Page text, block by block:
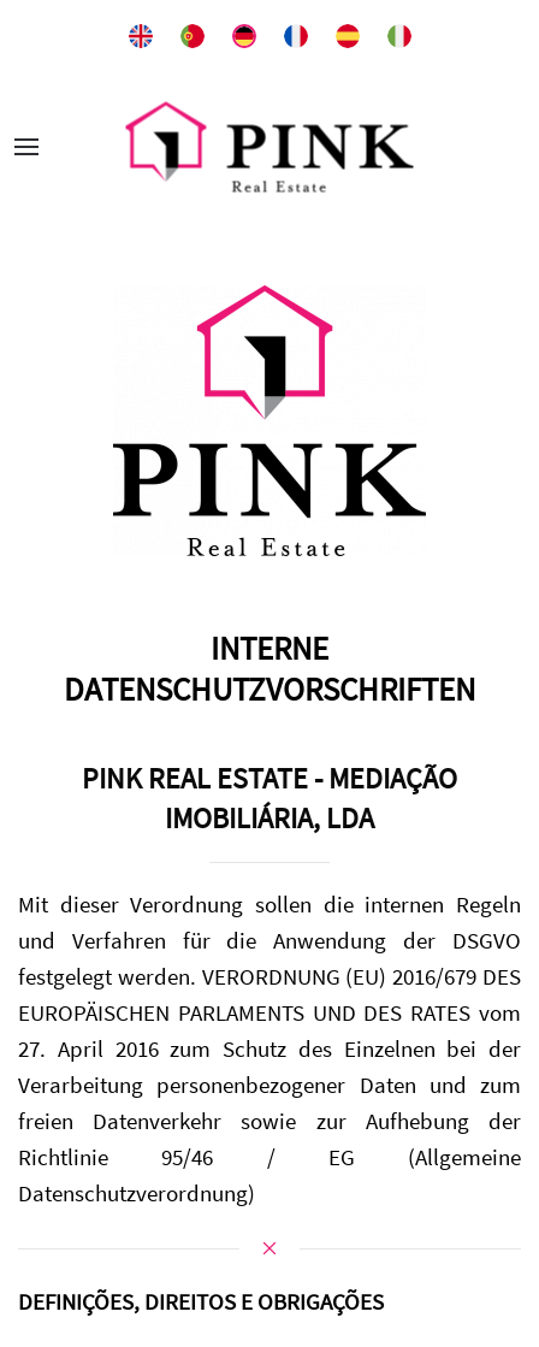
INTERNE
DATENSCHUTZVORSCHRIFTEN
PINK REAL ESTATE - MEDIAÇÃO
IMOBILIÁRIA, LDA
Mit dieser Verordnung sollen die internen Regeln
und Verfahren für die Anwendung der DSGVO
festgelegt werden. VERORDNUNG (EU) 2016/679 DES
EUROPÄISCHEN PARLAMENTS UND DES RATES vom
27. April 2016 zum Schutz des Einzelnen bei der
Verarbeitung personenbezogener Daten und zum
freien Datenverkehr sowie zur Aufhebung der
Richtlinie 95/46 / EG (Allgemeine
Datenschutzverordnung)
DEFINIÇÕES, DIREITOS E OBRIGAÇÕES